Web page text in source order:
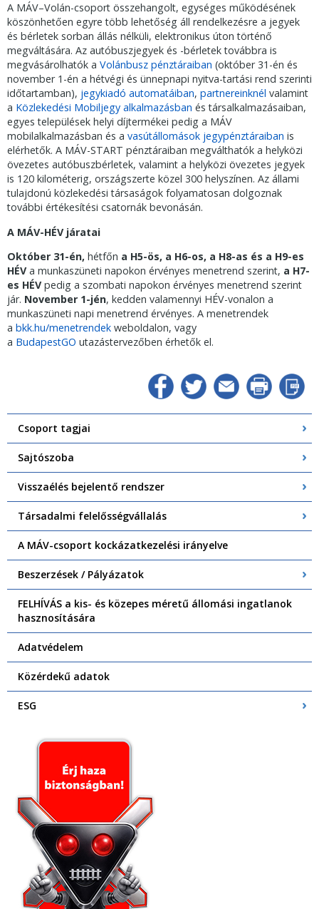
A MÁV–Volán-csoport összehangolt, egységes működésének
köszönhetően egyre több lehetőség áll rendelkezésre a jegyek
és bérletek sorban állás nélküli, elektronikus úton történő
megváltására. Az autóbuszjegyek és -bérletek továbbra is
megvásárolhatók a Volánbusz pénztáraiban (október 31-én és
november 1-én a hétvégi és ünnepnapi nyitva-tartási rend szerinti
időtartamban), jegykiadó automatáiban, partnereinknél valamint
a Közlekedési Mobiljegy alkalmazásban és társalkalmazásaiban,
egyes települések helyi díjtermékei pedig a MÁV
mobilalkalmazásban és a vasútállomások jegypénztáraiban is
elérhetők. A MÁV-START pénztáraiban megválthatók a helyközi
övezetes autóbuszbérletek, valamint a helyközi övezetes jegyek
is 120 kilométerig, országszerte közel 300 helyszínen. Az állami
tulajdonú közlekedési társaságok folyamatosan dolgoznak
további értékesítési csatornák bevonásán.
A MÁV-HÉV járatai
Október 31-én, hétfőn a H5-ös, a H6-os, a H8-as és a H9-es
HÉVa munkaszüneti napokon érvényes menetrend szerint, a H7-
es HÉVpedig a szombati napokon érvényes menetrend szerint
jár. November 1-jén, kedden valamennyi HÉV-vonalon a
munkaszüneti napi menetrend érvényes. A menetrendek
a bkk.hu/menetrendek weboldalon, vagy
a BudapestGO utazástervezőben érhetők el.
Csoport tagjai
Sajtószoba
Visszaélés bejelentő rendszer
Társadalmi felelősségvállalás
A MÁV-csoport kockázatkezelési irányelve
Beszerzések / Pályázatok
FELHÍVÁS a kis- és közepes méretű állomási ingatlanok
hasznosítására
Adatvédelem
Közérdekű adatok
ESG